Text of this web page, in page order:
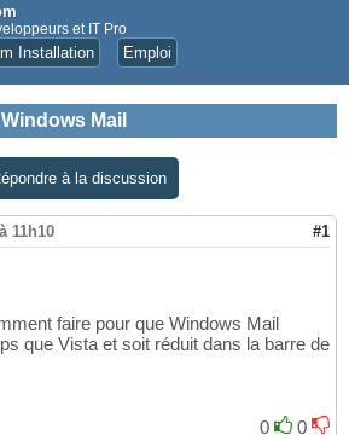
et IT Pro
Installation Emploi
Mail
à la discussion
11h10 #1
faire pour que Windows Mail
que Vista et soit réduit dans la barre de
0
0